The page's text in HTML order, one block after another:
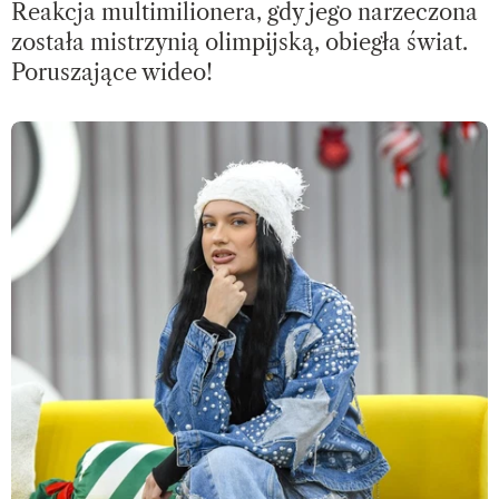
Reakcja multimilionera, gdy jego narzeczona
została mistrzynią olimpijską, obiegła świat.
Poruszające wideo!